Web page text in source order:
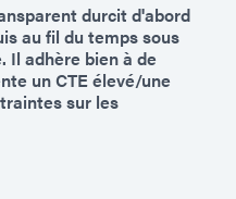
durcit d'abord
au fil du temps sous
Il adhère bien à de
un CTE élevé/une
sur les